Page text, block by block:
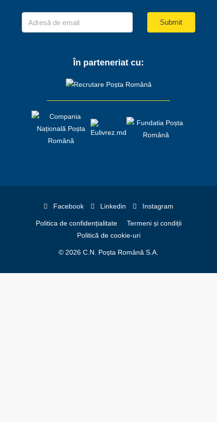
Submit
În parteneriat cu:
Facebook Linkedin Instagram
Politica de confidențialitate
Termeni și condiții
Politică de cookie-uri
© 2026 C.N. Poșta Română S.A.